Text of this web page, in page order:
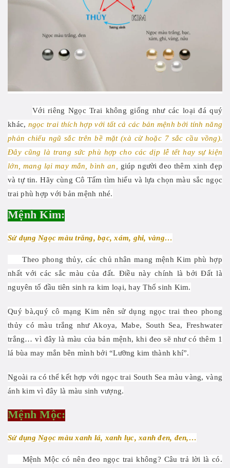
Với riêng Ngọc Trai không giống như các loại đá quý
khác, ngọc trai thích hợp với tất cả các bản mệnh bởi tính năng
phản chiếu ngũ sắc trên bề mặt (xà cừ hoặc 7 sắc cầu vồng).
Đây cũng là trang sức phù hợp cho các dịp lễ tết hay sự kiện
lớn, mang lại may mắn, bình an,
giúp người đeo thêm xinh đẹp
và tự tin. Hãy cùng Cô Tấm tìm hiểu và lựa chọn màu sắc ngọc
trai phù hợp với bản mệnh nhé.
Mệnh Kim:
Sử dụng Ngọc màu trắng, bạc, xám, ghi, vàng…
Theo phong thủy, các chủ nhân mang mệnh Kim phù hợp
nhất với các sắc màu của đất. Điều này chính là bởi Đất là
nguyên tố đầu tiên sinh ra kim loại, hay Thổ sinh Kim.
Quý bà,quý cô mạng Kim nên sử dụng ngọc trai theo phong
thủy có màu trắng như Akoya, Mabe, South Sea, Freshwater
trắng… vì đây là màu của bản mệnh, khi đeo sẽ như có thêm 1
lá bùa may mắn bên mình bởi “Lưỡng kim thành khí”.
Ngoài ra có thể kết hợp với ngọc trai South Sea màu vàng, vàng
ánh kim vì đây là màu sinh vượng.
Mệnh Mộc:
Sử dụng Ngọc màu xanh lá, xanh lục, xanh đen, đen,…
Mệnh Mộc có nên đeo ngọc trai không? Câu trả lời là có.